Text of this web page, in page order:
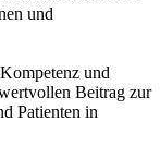
und
und
Beitrag zur
Patienten in